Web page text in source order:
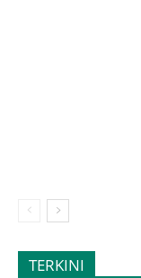
TERKINI